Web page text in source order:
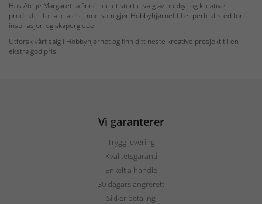
Hos Ateljé Margaretha finner du et stort utvalg av hobby- og kreative
produkter for alle aldre, noe som gjør Hobbyhjørnet til et perfekt sted for
inspirasjon og skaperglede.
Utforsk vårt salg i Hobbyhjørnet og finn ditt neste kreative prosjekt til en
ekstra god pris.
Vi garanterer
Trygg levering
Kvalitetsgaranti
Enkelt å handle
30 dagars angrerett
Sikker betaling